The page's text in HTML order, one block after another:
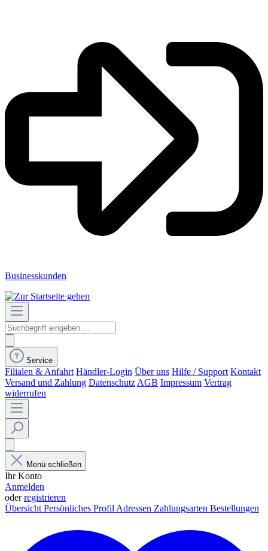
Businesskunden
Service
Filialen & Anfahrt Händler-Login Über uns Hilfe / Support Kontakt
Versand und Zahlung Datenschutz AGB Impressum Vertrag
widerrufen
Menü schließen
Ihr Konto
Anmelden
oderregistrieren
Übersicht Persönliches Profil Adressen Zahlungsarten Bestellungen